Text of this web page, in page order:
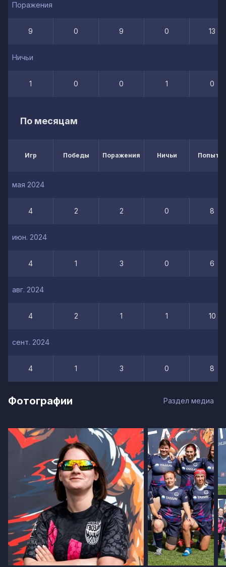
Поражения
9 0 9 0 13
Ничьи
1 0 0 1 0
По месяцам
Игр Победы Поражения Ничьи
мая 2024
4 2 2 0 8
июн. 2024
4 1 3 0 6
авг. 2024
4 2 1 1 10
сент. 2024
4 1 3 0 8
Фотографии Раздел медиа